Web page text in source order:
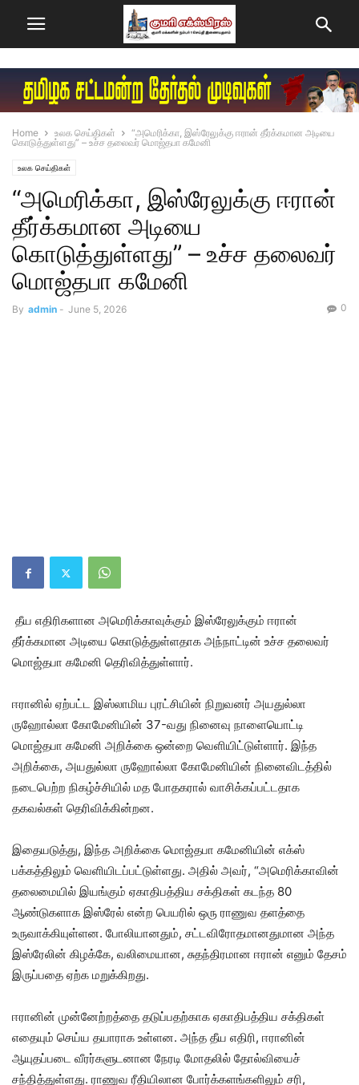
Home உலக செய்திகள்
“அமெரிக்கா, இஸ்ரேலுக்கு ஈரான் தீர்க்கமான அடியை
கொடுத்துள்ளது” – உச்ச தலைவர் மொஜ்தபா கமேனி
உலக செய்திகள்
“அமெரிக்கா, இஸ்ரேலுக்கு ஈரான்
தீர்க்கமான அடியை
கொடுத்துள்ளது” – உச்ச தலைவர்
மொஜ்தபா கமேனி
By admin - June 5, 2026 0
தீய எதிரிகளான அமெரிக்காவுக்கும் இஸ்ரேலுக்கும் ஈரான்
தீர்க்கமான அடியை கொடுத்துள்ளதாக அந்நாட்டின் உச்ச தலைவர்
மொஜ்தபா கமேனி தெரிவித்துள்ளார்.
ஈரானில் ஏற்பட்ட இஸ்லாமிய புரட்சியின் நிறுவனர் அயதுல்லா
ருஹோல்லா கோமேனியின் 37-வது நினைவு நாளையொட்டி
மொஜ்தபா கமேனி அறிக்கை ஒன்றை வெளியிட்டுள்ளார். இந்த
அறிக்கை, அயதுல்லா ருஹோல்லா கோமேனியின் நினைவிடத்தில்
நடைபெற்ற நிகழ்ச்சியில் மத போதகரால் வாசிக்கப்பட்டதாக
தகவல்கள் தெரிவிக்கின்றன.
இதையடுத்து, இந்த அறிக்கை மொஜ்தபா கமேனியின் எக்ஸ்
பக்கத்திலும் வெளியிடப்பட்டுள்ளது. அதில் அவர், “அமெரிக்காவின்
தலைமையில் இயங்கும் ஏகாதிபத்திய சக்திகள் கடந்த 80
ஆண்டுகளாக இஸ்ரேல் என்ற பெயரில் ஒரு ராணுவ தளத்தை
உருவாக்கியுள்ளன. போலியானதும், சட்டவிரோதமானதுமான அந்த
இஸ்ரேலின் கிழக்கே, வலிமையான, சுதந்திரமான ஈரான் எனும் தேசம்
இருப்பதை ஏற்க மறுக்கிறது.
ஈரானின் முன்னேற்றத்தை தடுப்பதற்காக ஏகாதிபத்திய சக்திகள்
எதையும் செய்ய தயாராக உள்ளன. அந்த தீய எதிரி, ஈரானின்
ஆயுதப்படை வீரர்களுடனான நேரடி மோதலில் தோல்வியைச்
சந்தித்துள்ளது. ராணுவ ரீதியிலான போர்க்களங்களிலும் சரி,